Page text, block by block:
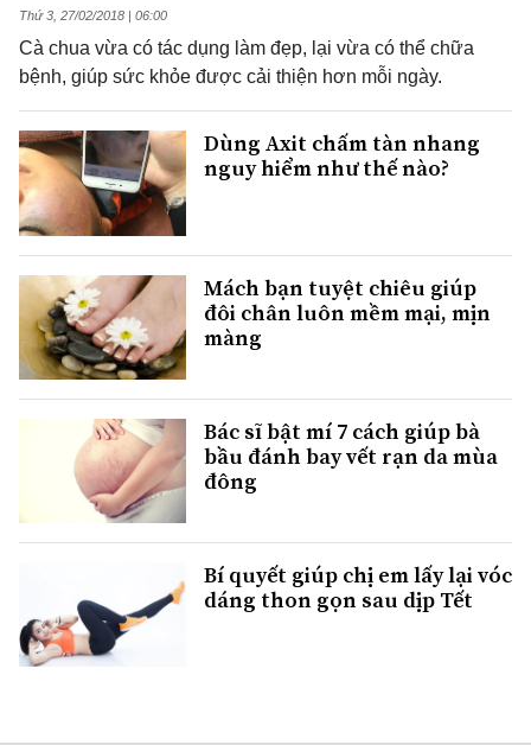
Thứ 3, 27/02/2018 | 06:00
Cà chua vừa có tác dụng làm đẹp, lại vừa có thể chữa
bệnh, giúp sức khỏe được cải thiện hơn mỗi ngày.
Dùng Axit chấm tàn nhang
nguy hiểm như thế nào?
Mách bạn tuyệt chiêu giúp
đôi chân luôn mềm mại, mịn
màng
Bác sĩ bật mí 7 cách giúp bà
bầu đánh bay vết rạn da mùa
đông
Bí quyết giúp chị em lấy lại vóc
dáng thon gọn sau dịp Tết